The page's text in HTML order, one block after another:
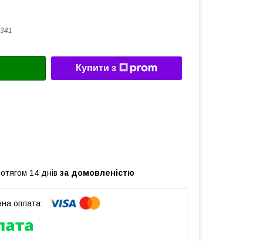
Купити з
14 днів за домовленістю